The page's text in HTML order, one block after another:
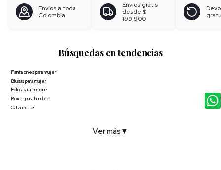
Envíos a toda
Colombia
Envíos gratis
desde $
199.900
Búsquedas en tendencias
Pantalones para mujer
Blusas para mujer
Polos para hombre
Boxer para hombre
Calzoncillos
Ver más ▼